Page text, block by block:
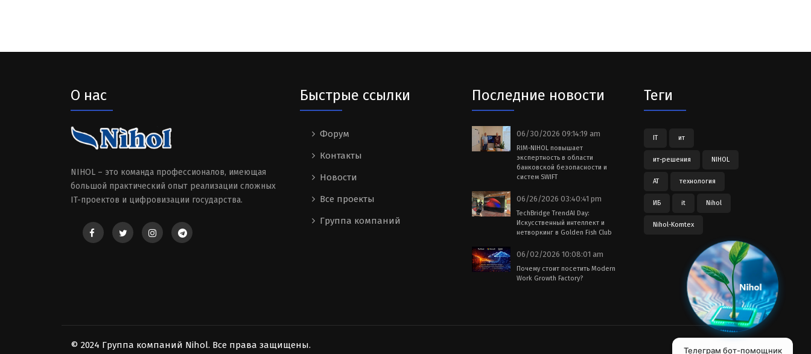
Телеграм бот-помощник
О нас
NIHOL – это команда профессионалов, имеющая
большой практический опыт реализации сложных
IT-проектов и цифровизации государства.
Быстрые ссылки
Форум
Контакты
Новости
Все проекты
Группа компаний
Последние новости
06/30/2026 09:14:19 am
RIM-NIHOL повышает
экспертность в области
банковской безопасности и
систем SWIFT
06/26/2026 03:40:41 pm
TechBridge TrendAI Day:
Искусственный интеллект и
нетворкинг в Golden Fish Club
06/02/2026 10:08:01 am
Почему стоит посетить Modern
Work Growth Factory?
Теги
IT ит
ит-решения NIHOL
АТ технология
ИБ it Nihol
Nihol-Komtex
© 2024 Группа компаний Nihol. Все права защищены.